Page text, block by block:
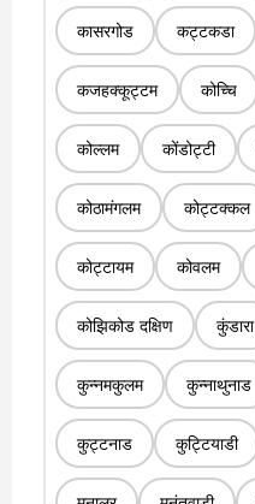
कासरगोड कट्टकडा
कजहक्कूट्टम कोच्चि
कोल्लम कोंडोट्टी
कोठामंगलम कोट्टक्कल
कोट्टायम कोवलम
कोझिकोड दक्षिण कुंडारा
कुन्नमकुलम कुन्नाथुनाड
कुट्टनाड कुट्टियाडी